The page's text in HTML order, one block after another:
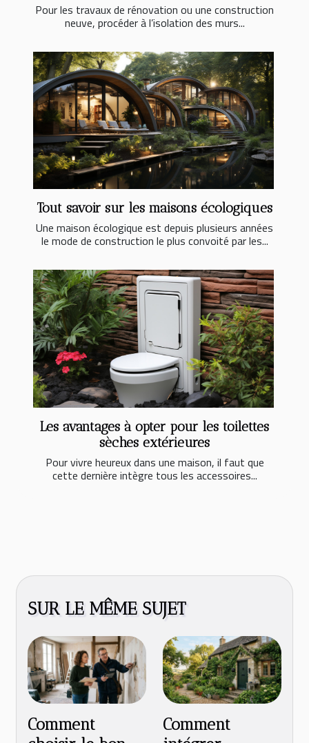
Pour les travaux de rénovation ou une construction
neuve, procéder à l’isolation des murs...
Tout savoir sur les maisons écologiques
Une maison écologique est depuis plusieurs années
le mode de construction le plus convoité par les...
Les avantages à opter pour les toilettes
sèches extérieures
Pour vivre heureux dans une maison, il faut que
cette dernière intègre tous les accessoires...
SUR LE MÊME SUJET
Comment
Comment